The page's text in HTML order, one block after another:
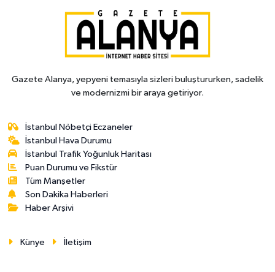
Gazete Alanya, yepyeni temasıyla sizleri buluştururken, sadelik
ve modernizmi bir araya getiriyor.
İstanbul Nöbetçi Eczaneler
İstanbul Hava Durumu
İstanbul Trafik Yoğunluk Haritası
Puan Durumu ve Fikstür
Tüm Manşetler
Son Dakika Haberleri
Haber Arşivi
Künye İletişim